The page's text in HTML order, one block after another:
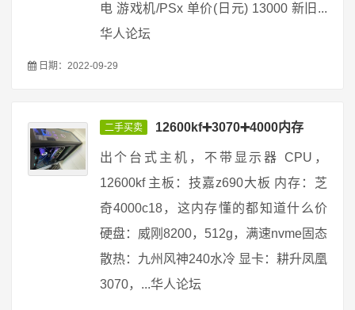
电 游戏机/PSx 单价(日元) 13000 新旧...
华人论坛
日期：2022-09-29
二手买卖 12600kf➕3070➕4000内存
出个台式主机，不带显示器 CPU，
12600kf 主板：技嘉z690大板 内存：芝
奇4000c18，这内存懂的都知道什么价
硬盘：威刚8200，512g，满速nvme固态
散热：九州风神240水冷 显卡：耕升凤凰
3070，...华人论坛